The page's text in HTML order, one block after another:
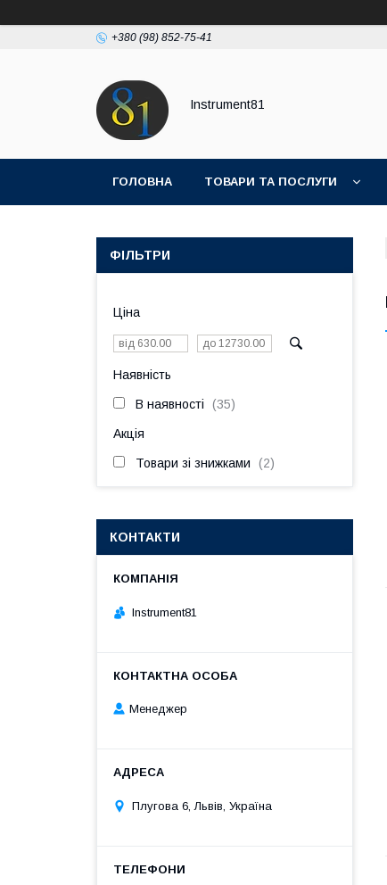
+380 (98) 852-75-41
Instrument81
ГОЛОВНА ТОВАРИ ТА ПОСЛУГИ
ФІЛЬТРИ
Ціна
Наявність
В наявності 35
Акція
Товари зі знижками 2
КОНТАКТИ
Instrument81
Менеджер
Плугова 6, Львів, Україна